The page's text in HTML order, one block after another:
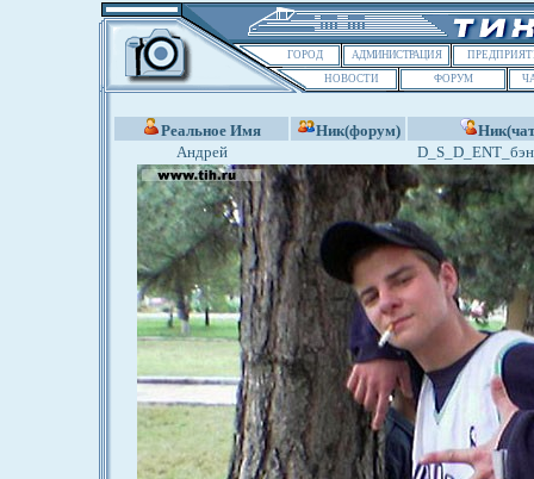
ГОРОД АДМИНИСТРАЦИЯ
НОВОСТИ
ФОРУМ
Реальное Имя Ник(форум)
Андрей